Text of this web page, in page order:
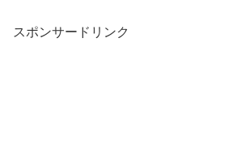
スポンサードリンク